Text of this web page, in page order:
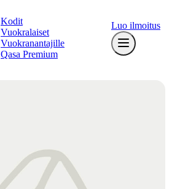
Kodit
Vuokralaiset
Vuokranantajille
Qasa Premium
Luo ilmoitus